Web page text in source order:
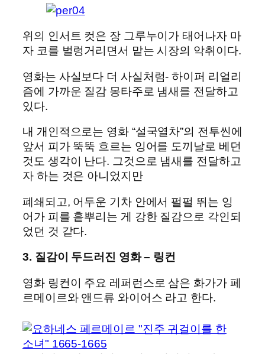
위의 인서트 컷은 장 그루누이가 태어나자 마
자 코를 벌렁거리면서 맡는 시장의 악취이다.
영화는 사실보다 더 사실처럼- 하이퍼 리얼리
즘에 가까운 질감 몽타주로 냄새를 전달하고
있다.
내 개인적으로는 영화 “설국열차”의 전투씬에
앞서 피가 뚝뚝 흐르는 잉어를 도끼날로 베던
것도 생각이 난다. 그것으로 냄새를 전달하고
자 하는 것은 아니었지만
폐쇄되고, 어두운 기차 안에서 펄펄 뛰는 잉
어가 피를 흩뿌리는 게 강한 질감으로 각인되
었던 것 같다.
3. 질감이 두드러진 영화 – 링컨
영화 링컨이 주요 레퍼런스로 삼은 화가가 페
르메이르와 앤드류 와이어스 라고 한다.